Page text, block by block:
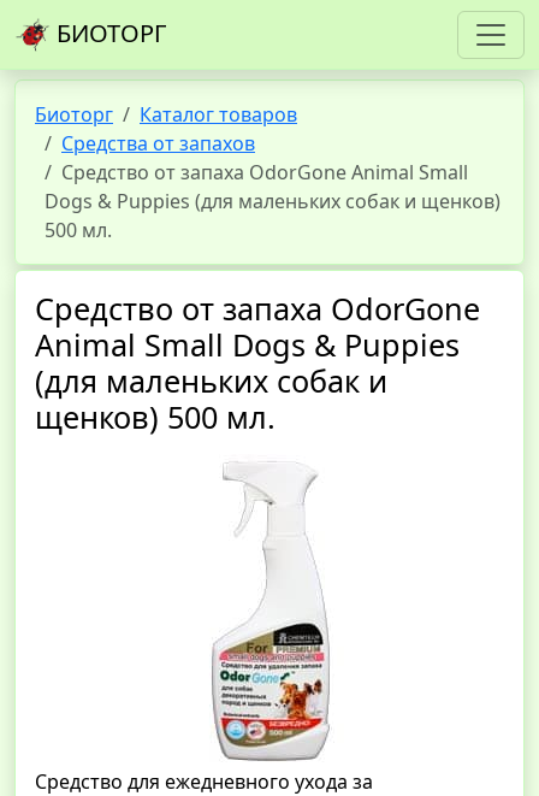
БИОТОРГ
Биоторг
Каталог товаров
Средства от запахов
Средство от запаха OdorGone Animal Small
Dogs & Puppies (для маленьких собак и щенков)
500 мл.
Средство от запаха OdorGone
Animal Small Dogs & Puppies
(для маленьких собак и
щенков) 500 мл.
Средство для ежедневного ухода за